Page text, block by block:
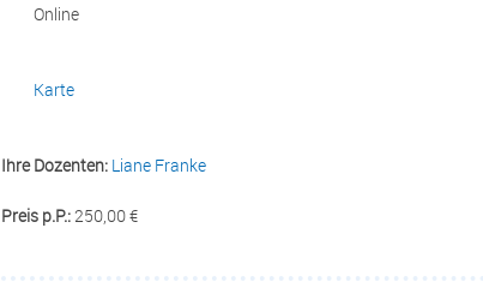
Online
Karte
Ihre Dozenten: Liane Franke
Preis p.P.:250,00 €